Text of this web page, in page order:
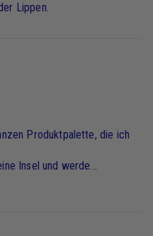
Lippen.
Produktpalette, die ich
Insel und werde...